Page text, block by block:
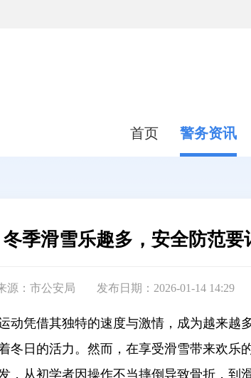
首页 警务资讯
冬季滑雪乐趣多，安全防范要
源：市公安局 发布日期：2026-01-14 14:29
动凭借其独特的速度与激情，成为越来越
冬日的活力。然而，在享受滑雪带来欢乐
，从初学者因操作不当摔倒导致骨折，到